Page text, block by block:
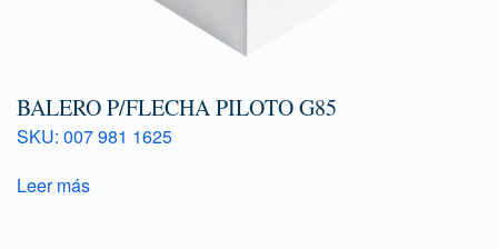
BALERO P/FLECHA PILOTO G85
SKU: 007 981 1625
Leer más